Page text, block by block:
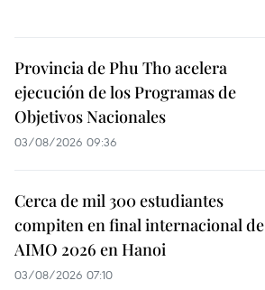
Provincia de Phu Tho acelera
ejecución de los Programas de
Objetivos Nacionales
03/08/2026 09:36
Cerca de mil 300 estudiantes
compiten en final internacional de
AIMO 2026 en Hanoi
03/08/2026 07:10